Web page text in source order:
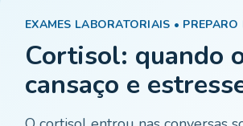
EXAMES LABORATORIAIS • PREPARO
Cortisol: quando
cansaço e